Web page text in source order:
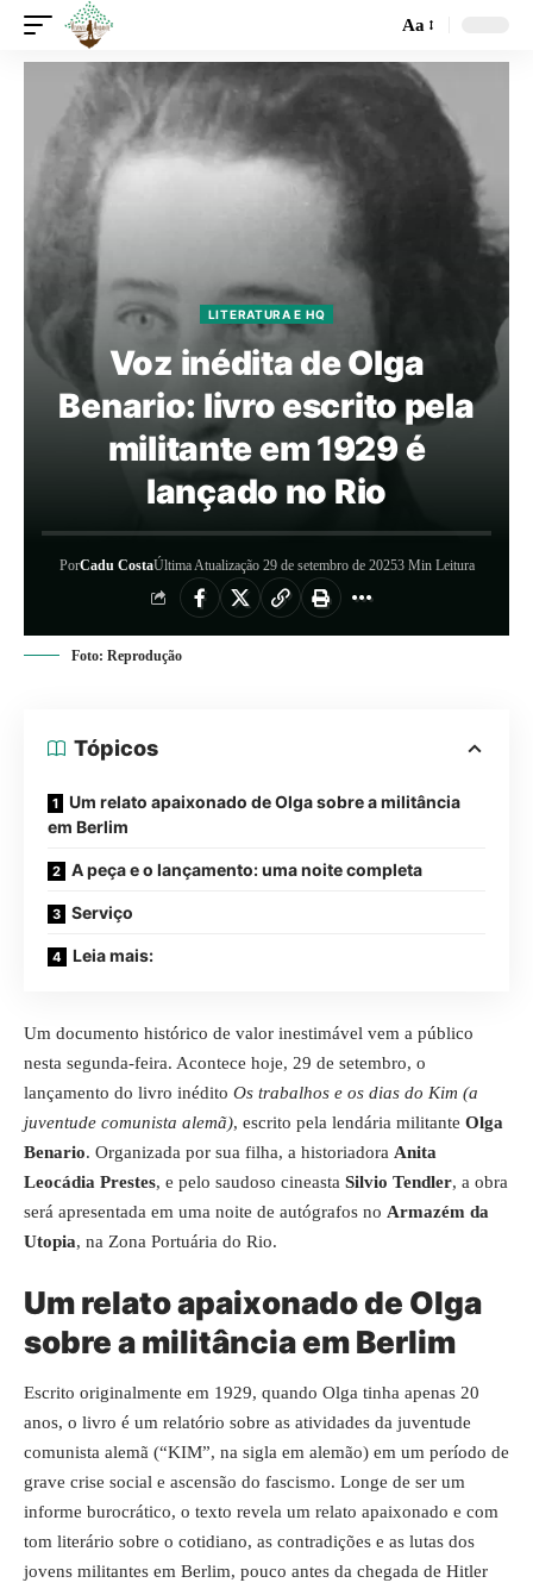
Aa
LITERATURA E HQ
Voz inédita de Olga
Benario: livro escrito pela
militante em 1929 é
lançado no Rio
PorCadu CostaÚltima Atualização 29 de setembro de 20253 Min Leitura
Foto: Reprodução
Tópicos
Um relato apaixonado de Olga sobre a militância
em Berlim
A peça e o lançamento: uma noite completa
Serviço
Leia mais:
Um documento histórico de valor inestimável vem a público
nesta segunda-feira. Acontece hoje, 29 de setembro, o
lançamento do livro inédito Os trabalhos e os dias do Kim (a
juventude comunista alemã), escrito pela lendária militante Olga
Benario. Organizada por sua filha, a historiadora Anita
Leocádia Prestes, e pelo saudoso cineasta Silvio Tendler, a obra
será apresentada em uma noite de autógrafos no Armazém da
Utopia, na Zona Portuária do Rio.
Um relato apaixonado de Olga
sobre a militância em Berlim
Escrito originalmente em 1929, quando Olga tinha apenas 20
anos, o livro é um relatório sobre as atividades da juventude
comunista alemã (“KIM”, na sigla em alemão) em um período de
grave crise social e ascensão do fascismo. Longe de ser um
informe burocrático, o texto revela um relato apaixonado e com
tom literário sobre o cotidiano, as contradições e as lutas dos
jovens militantes em Berlim, pouco antes da chegada de Hitler